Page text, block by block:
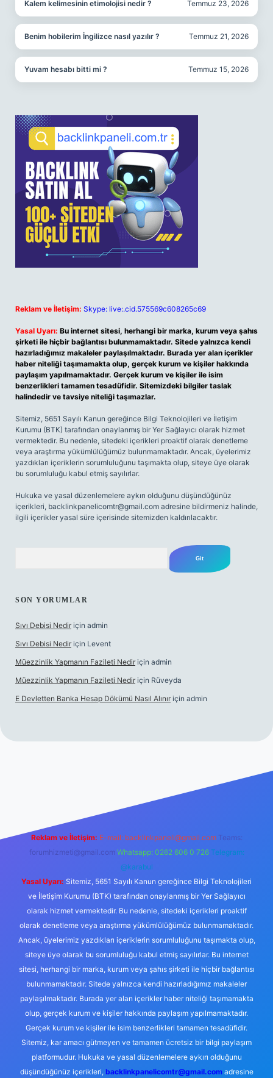
Kalem kelimesinin etimolojisi nedir ? Temmuz 23, 2026
Benim hobilerim İngilizce nasıl yazılır ? Temmuz 21, 2026
Yuvam hesabı bitti mi ? Temmuz 15, 2026
Reklam ve İletişim: Skype: live:.cid.575569c608265c69
Yasal Uyarı: Bu internet sitesi, herhangi bir marka, kurum veya şahıs
şirketi ile hiçbir bağlantısı bulunmamaktadır. Sitede yalnızca kendi
hazırladığımız makaleler paylaşılmaktadır. Burada yer alan içerikler
haber niteliği taşımamakta olup, gerçek kurum ve kişiler hakkında
paylaşım yapılmamaktadır. Gerçek kurum ve kişiler ile isim
benzerlikleri tamamen tesadüfidir. Sitemizdeki bilgiler taslak
halindedir ve tavsiye niteliği taşımazlar.
Sitemiz, 5651 Sayılı Kanun gereğince Bilgi Teknolojileri ve İletişim
Kurumu (BTK) tarafından onaylanmış bir Yer Sağlayıcı olarak hizmet
vermektedir. Bu nedenle, sitedeki içerikleri proaktif olarak denetleme
veya araştırma yükümlülüğümüz bulunmamaktadır. Ancak, üyelerimiz
yazdıkları içeriklerin sorumluluğunu taşımakta olup, siteye üye olarak
bu sorumluluğu kabul etmiş sayılırlar.
Hukuka ve yasal düzenlemelere aykırı olduğunu düşündüğünüz
içerikleri, backlinkpanelicomtr@gmail.com adresine bildirmeniz halinde,
ilgili içerikler yasal süre içerisinde sitemizden kaldırılacaktır.
SON YORUMLAR
Sıvı Debisi Nedir için admin
Sıvı Debisi Nedir için Levent
Müezzinlik Yapmanın Fazileti Nedir için admin
Müezzinlik Yapmanın Fazileti Nedir için Rüveyda
E Devletten Banka Hesap Dökümü Nasıl Alınır için admin
Reklam ve İletişim: E-mail: backlinkpaneli@gmail.com Teams:
forumhizmeti@gmail.com Whatsapp: 0262 606 0 726 Telegram:
@karabul
Yasal Uyarı: Sitemiz, 5651 Sayılı Kanun gereğince Bilgi Teknolojileri
ve İletişim Kurumu (BTK) tarafından onaylanmış bir Yer Sağlayıcı
olarak hizmet vermektedir. Bu nedenle, sitedeki içerikleri proaktif
olarak denetleme veya araştırma yükümlülüğümüz bulunmamaktadır.
Ancak, üyelerimiz yazdıkları içeriklerin sorumluluğunu taşımakta olup,
siteye üye olarak bu sorumluluğu kabul etmiş sayılırlar. Bu internet
sitesi, herhangi bir marka, kurum veya şahıs şirketi ile hiçbir bağlantısı
bulunmamaktadır. Sitede yalnızca kendi hazırladığımız makaleler
paylaşılmaktadır. Burada yer alan içerikler haber niteliği taşımamakta
olup, gerçek kurum ve kişiler hakkında paylaşım yapılmamaktadır.
Gerçek kurum ve kişiler ile isim benzerlikleri tamamen tesadüfidir.
Sitemiz, kar amacı gütmeyen ve tamamen ücretsiz bir bilgi paylaşım
platformudur. Hukuka ve yasal düzenlemelere aykırı olduğunu
düşündüğünüz içerikleri, backlinkpanelicomtr@gmail.comadresine